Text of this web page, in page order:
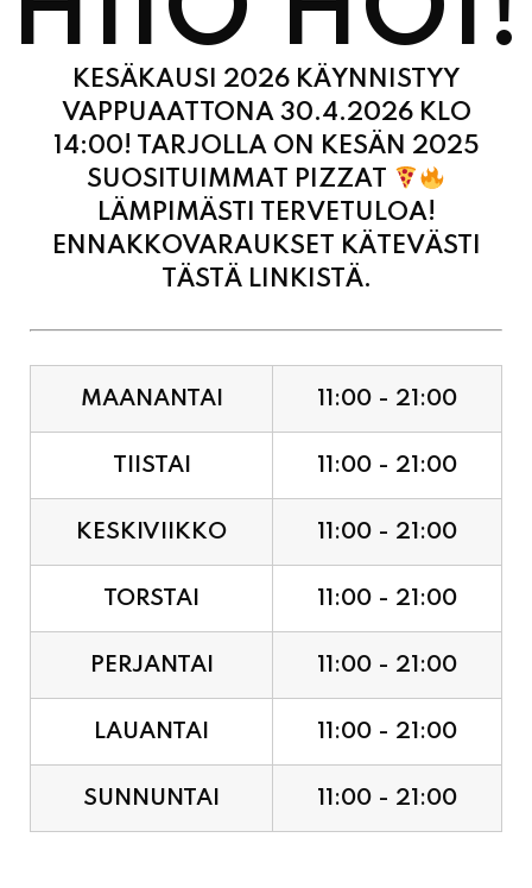
VAPPUAATTONA 30.4.2026 KLO
14:00! TARJOLLA ON KESÄN 2025
SUOSITUIMMAT PIZZAT
LÄMPIMÄSTI TERVETULOA!
ENNAKKOVARAUKSET KÄTEVÄSTI
TÄSTÄ LINKISTÄ.
TIISTAI 11:00 - 21:00
KESKIVIIKKO 11:00 - 21:00
TORSTAI 11:00 - 21:00
PERJANTAI 11:00 - 21:00
LAUANTAI 11:00 - 21:00
SUNNUNTAI 11:00 - 21:00